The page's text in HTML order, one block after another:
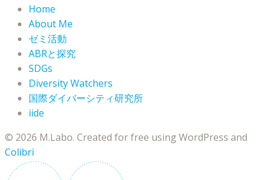
Home
About Me
ゼミ活動
ABRと探究
SDGs
Diversity Watchers
国際ダイバーシティ研究所
iide
© 2026 M.Labo. Created for free using WordPress and
Colibri